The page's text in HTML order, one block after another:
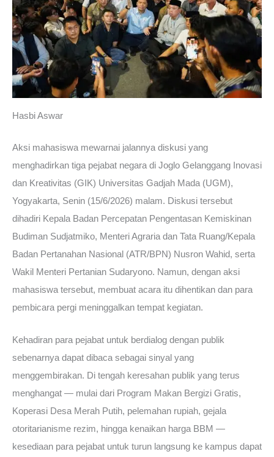
Hasbi Aswar
Aksi mahasiswa mewarnai jalannya diskusi yang
menghadirkan tiga pejabat negara di Joglo Gelanggang Inovasi
dan Kreativitas (GIK) Universitas Gadjah Mada (UGM),
Yogyakarta, Senin (15/6/2026) malam. Diskusi tersebut
dihadiri Kepala Badan Percepatan Pengentasan Kemiskinan
Budiman Sudjatmiko, Menteri Agraria dan Tata Ruang/Kepala
Badan Pertanahan Nasional (ATR/BPN) Nusron Wahid, serta
Wakil Menteri Pertanian Sudaryono. Namun, dengan aksi
mahasiswa tersebut, membuat acara itu dihentikan dan para
pembicara pergi meninggalkan tempat kegiatan.
Kehadiran para pejabat untuk berdialog dengan publik
sebenarnya dapat dibaca sebagai sinyal yang
menggembirakan. Di tengah keresahan publik yang terus
menghangat — mulai dari Program Makan Bergizi Gratis,
Koperasi Desa Merah Putih, pelemahan rupiah, gejala
otoritarianisme rezim, hingga kenaikan harga BBM —
kesediaan para pejabat untuk turun langsung ke kampus dapat